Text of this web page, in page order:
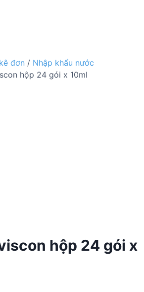
đơn / Nhập khẩu nước
hộp 24 gói x 10ml
hộp 24 gói x